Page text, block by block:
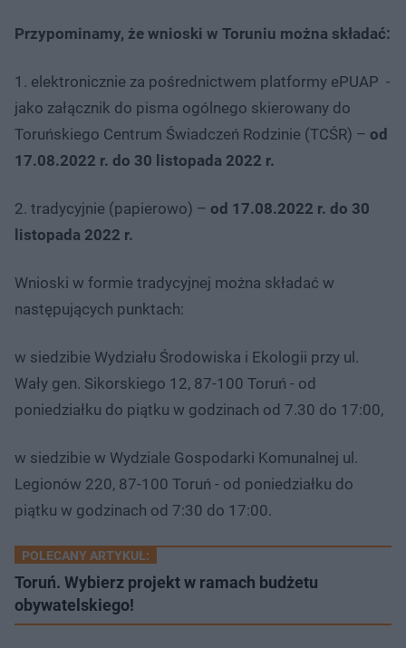
Przypominamy, że wnioski w Toruniu można składać:
1. elektronicznie za pośrednictwem platformy ePUAP -
jako załącznik do pisma ogólnego skierowany do
Toruńskiego Centrum Świadczeń Rodzinie (TCŚR) – od
17.08.2022 r. do 30 listopada 2022 r.
2. tradycyjnie (papierowo) – od 17.08.2022 r. do 30
listopada 2022 r.
Wnioski w formie tradycyjnej można składać w
następujących punktach:
w siedzibie Wydziału Środowiska i Ekologii przy ul.
Wały gen. Sikorskiego 12, 87-100 Toruń - od
poniedziałku do piątku w godzinach od 7.30 do 17:00,
w siedzibie w Wydziale Gospodarki Komunalnej ul.
Legionów 220, 87-100 Toruń - od poniedziałku do
piątku w godzinach od 7:30 do 17:00.
POLECANY ARTYKUŁ:
Toruń. Wybierz projekt w ramach budżetu
obywatelskiego!